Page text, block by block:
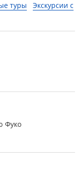
туры
Экскурсии с
Фуко